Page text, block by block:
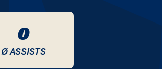
0
Ø ASSISTS